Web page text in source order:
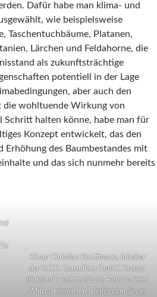
Dafür habe man klima- und
wie beispielsweise
Taschentuchbäume, Platanen,
Lärchen und Feldahorne, die
als zukunftsträchtige
potentiell in der Lage
aber auch den
die wohltuende Wirkung von
Schritt halten könne, habe man für
Konzept entwickelt, das den
Erhöhung des Baumbestandes mit
und das sich nunmehr bereits
Klaus-Christian Knuffmann, Inhaber
der K.C.K. Consulting GmbH, Krefeld
(links) mit Tochter (2.v.l.), Renate Krins
(Mitte), Friedrich R. Berlemann (2.v.r.)